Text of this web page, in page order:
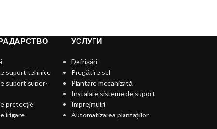
suport tehnice
suport super-
protecție
irigare
УСЛУГИ
Defrișări
Pregătire sol
Plantare mecanizată
Instalare sisteme de suport
Împrejmuiri
Automatizarea plantațiilor